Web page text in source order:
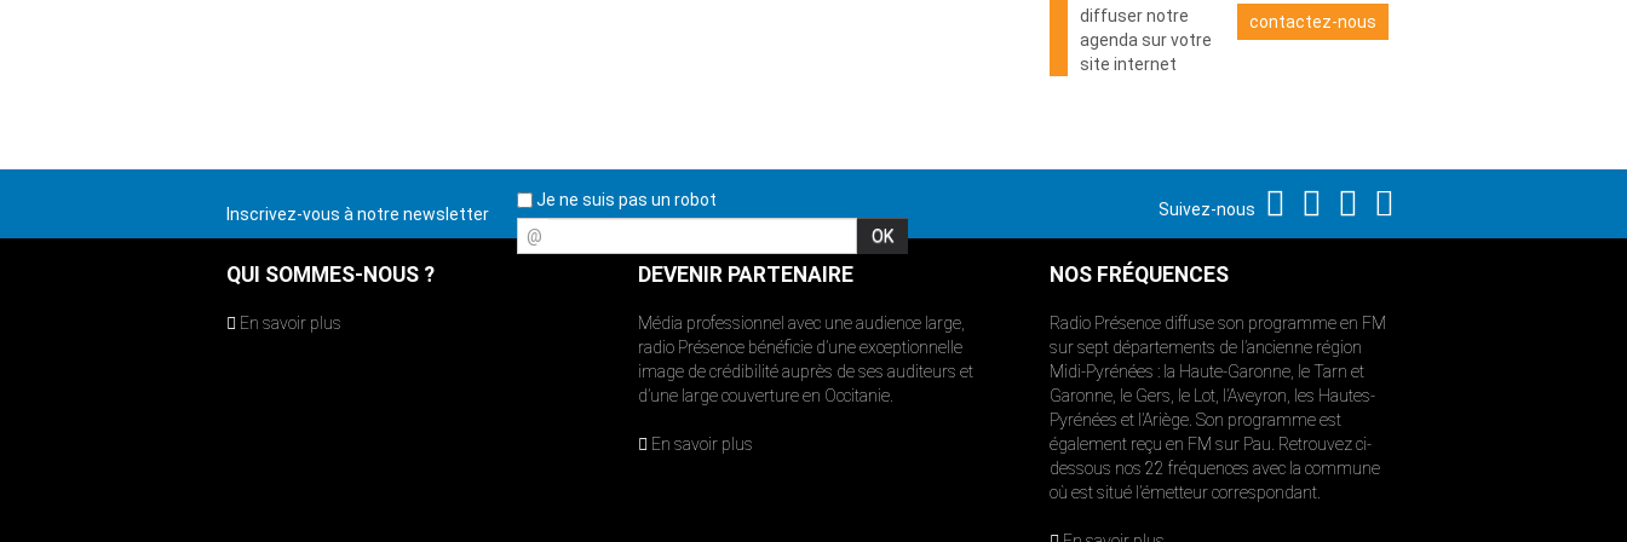
diffuser notre
agenda sur votre
site internet
contactez-nous
Inscrivez-vous à notre newsletter
Je ne suis pas un robot
@
Suivez-nous
QUI SOMMES-NOUS ?
En savoir plus
DEVENIR PARTENAIRE
Média professionnel avec une audience large,
radio Présence bénéficie d’une exceptionnelle
image de crédibilité auprès de ses auditeurs et
d’une large couverture en Occitanie.
En savoir plus
NOS FRÉQUENCES
Radio Présence diffuse son programme en FM
sur sept départements de l’ancienne région
Midi-Pyrénées : la Haute-Garonne, le Tarn et
Garonne, le Gers, le Lot, l’Aveyron, les Hautes-
Pyrénées et l’Ariège. Son programme est
également reçu en FM sur Pau. Retrouvez ci-
dessous nos 22 fréquences avec la commune
où est situé l’émetteur correspondant.